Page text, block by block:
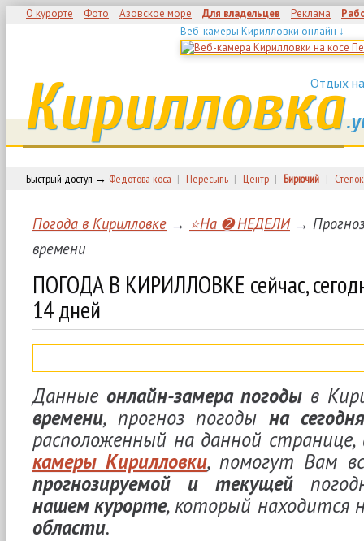
О курорте Фото Азовское море Для владельцев Реклама
Веб-камеры Кирилловки онлайн ↓
Отдых
Кирилловка
Быстрый доступ → Федотова коса | Пересыпь | Центр | Бирючий | Степок
Погода в Кирилловке → ⭐На ➋ НЕДЕЛИ →
времени
ПОГОДА В КИРИЛЛОВКЕ сейчас,
14 дней
Данные онлайн-замера погоды в
времени, прогноз погоды на
расположенный на данной
камеры Кирилловки, помогут Вам
прогнозируемой и текущей
нашем курорте, который находится
области.